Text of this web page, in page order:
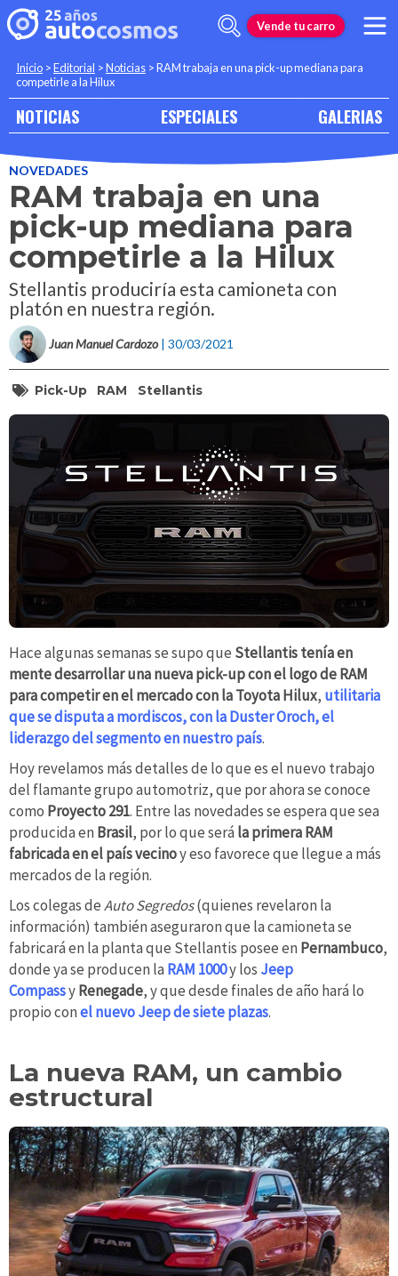
Vende tu carro
Inicio >Editorial >Noticias >RAM trabaja en una pick-up mediana para
competirle a la Hilux
NOTICIAS ESPECIALES GALERIAS
NOVEDADES
RAM trabaja en una
pick-up mediana para
competirle a la Hilux
Stellantis produciría esta camioneta con
platón en nuestra región.
Juan Manuel Cardozo | 30/03/2021
Pick-Up RAM Stellantis
Hace algunas semanas se supo que Stellantis tenía en
mente desarrollar una nueva pick-up con el logo de RAM
para competir en el mercado con la Toyota Hilux, utilitaria
que se disputa a mordiscos, con la Duster Oroch, el
liderazgo del segmento en nuestro país.
Hoy revelamos más detalles de lo que es el nuevo trabajo
del flamante grupo automotriz, que por ahora se conoce
como Proyecto 291. Entre las novedades se espera que sea
producida en Brasil, por lo que será la primera RAM
fabricada en el país vecinoy eso favorece que llegue a más
mercados de la región.
Los colegas deAuto Segredos(quienes revelaron la
información) también aseguraron que la camioneta se
fabricará en la planta que Stellantis posee en Pernambuco,
donde ya se producen la RAM 1000y los Jeep
CompassyRenegade, y que desde finales de año hará lo
propio conel nuevo Jeep de siete plazas.
La nueva RAM, un cambio
estructural